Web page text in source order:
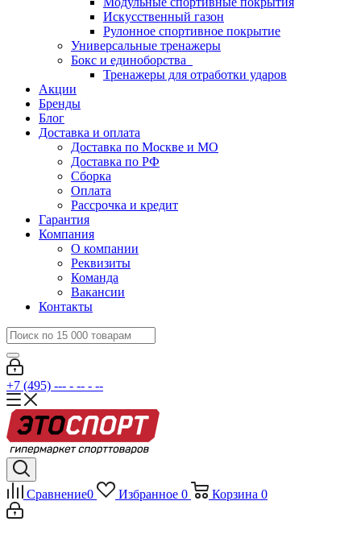
Искусственный газон
Рулонное спортивное покрытие
Универсальные тренажеры
Бокс и единоборства
Тренажеры для отработки ударов
Акции
Бренды
Блог
Доставка и оплата
Доставка по Москве и МО
Доставка по РФ
Сборка
Оплата
Рассрочка и кредит
Гарантия
Компания
О компании
Реквизиты
Команда
Вакансии
Контакты
+7 (495) --- - -- - --
Сравнение0 Избранное 0 Корзина 0